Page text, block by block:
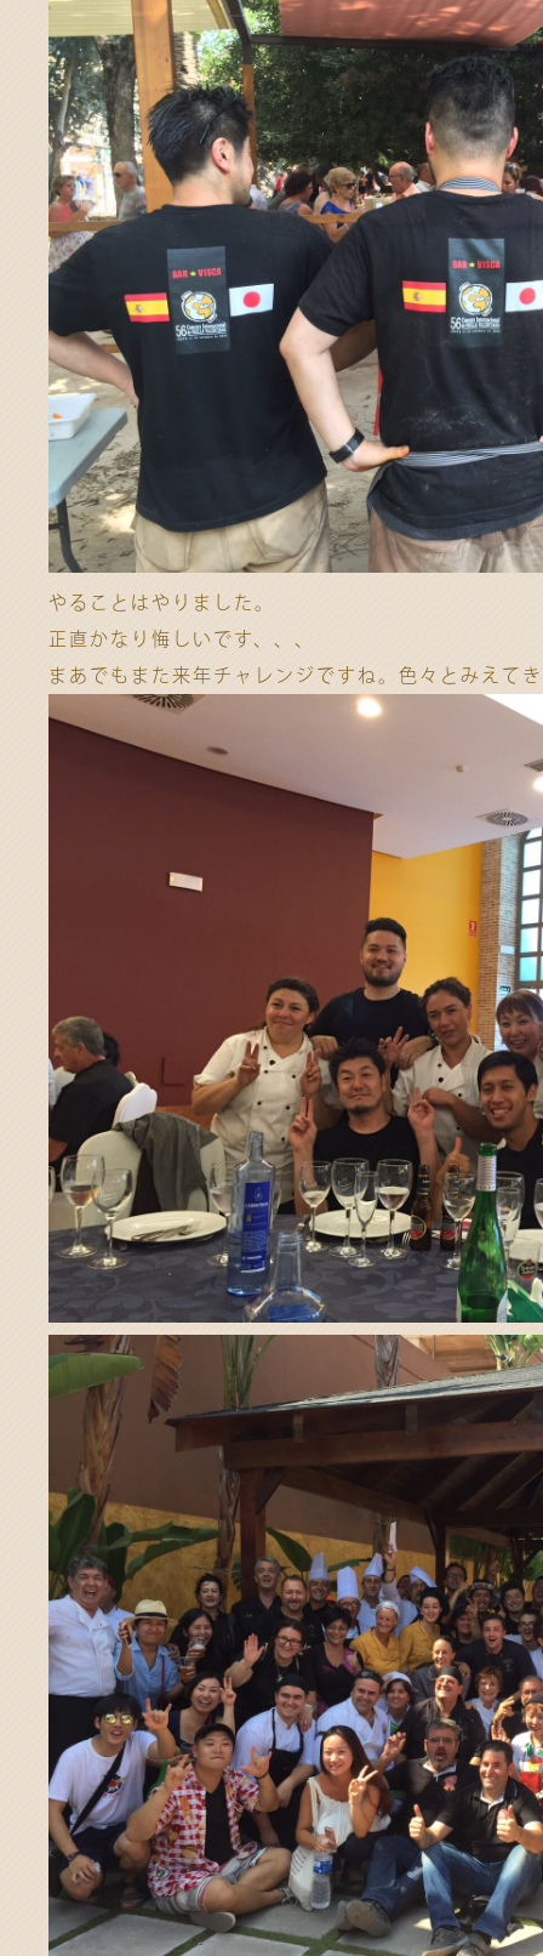
やることはやりました。
正直かなり悔しいです、、、
まあでもまた来年チャレンジですね。色々とみえて